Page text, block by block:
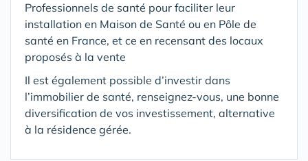
Professionnels de santé pour faciliter leur
installation en Maison de Santé ou en Pôle de
santé en France, et ce en recensant des locaux
proposés à la vente
Il est également possible d’investir dans
l’immobilier de santé, renseignez-vous, une bonne
diversification de vos investissement, alternative
à la résidence gérée.